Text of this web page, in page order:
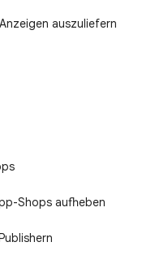
auszuliefern
Shops aufheben